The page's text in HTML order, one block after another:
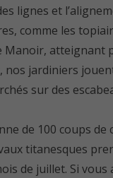
lignes et
comme les
Manoir, atteignant
nos jardiniers
sur des
de 100 coups de
titanesques
de juillet. Si vous